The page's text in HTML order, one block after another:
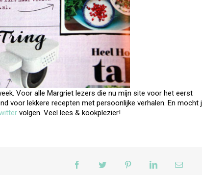
Voor alle Margriet lezers die nu mijn site voor het eerst
voor lekkere recepten met persoonlijke verhalen. En mocht
volgen. Veel lees & kookplezier!